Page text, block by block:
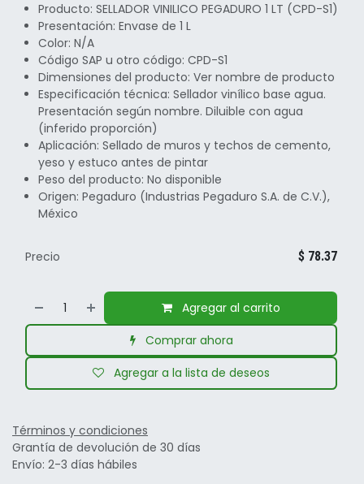
Producto: SELLADOR VINILICO PEGADURO 1 LT (CPD-S1)
Presentación: Envase de 1 L
Color: N/A
Código SAP u otro código: CPD-S1
Dimensiones del producto: Ver nombre de producto
Especificación técnica: Sellador vinílico base agua.
Presentación según nombre. Diluible con agua
(inferido proporción)
Aplicación: Sellado de muros y techos de cemento,
yeso y estuco antes de pintar
Peso del producto: No disponible
Origen: Pegaduro (Industrias Pegaduro S.A. de C.V.),
México
Agregar al carrito
Comprar ahora
Agregar a la lista de deseos
Precio $ 78.37
Términos y condiciones
Grantía de devolución de 30 días
Envío: 2-3 días hábiles